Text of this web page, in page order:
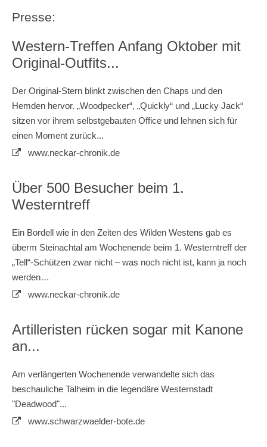
Presse:
Western-Treffen Anfang Oktober mit
Original-Outfits...
Der Original-Stern blinkt zwischen den Chaps und den
Hemden hervor. „Woodpecker“, „Quickly“ und „Lucky Jack“
sitzen vor ihrem selbstgebauten Office und lehnen sich für
einen Moment zurück...
www.neckar-chronik.de
Über 500 Besucher beim 1.
Westerntreff
Ein Bordell wie in den Zeiten des Wilden Westens gab es
überm Steinachtal am Wochenende beim 1. Westerntreff der
„Tell“-Schützen zwar nicht – was noch nicht ist, kann ja noch
werden…
www.neckar-chronik.de
Artilleristen rücken sogar mit Kanone
an...
Am verlängerten Wochenende verwandelte sich das
beschauliche Talheim in die legendäre Westernstadt
"Deadwood"...
www.schwarzwaelder-bote.de